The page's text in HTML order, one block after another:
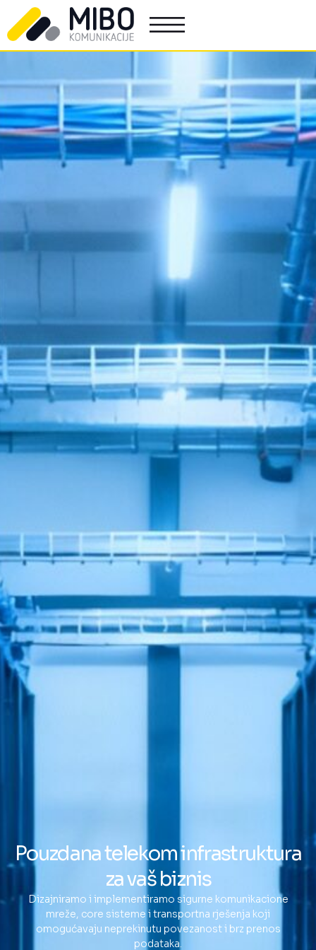
Pouzdana telekom infrastruktura
za vaš biznis
Dizajniramo i implementiramo sigurne komunikacione
mreže, core sisteme i transportna rješenja koji
omogućavaju neprekinutu povezanost i brz prenos
podataka.